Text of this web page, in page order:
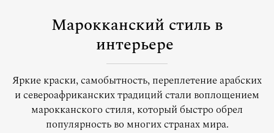
Марокканский стиль в
интерьере
Яркие краски, самобытность, переплетение арабских
и североафриканских традиций стали воплощением
марокканского стиля, который быстро обрел
популярность во многих странах мира.